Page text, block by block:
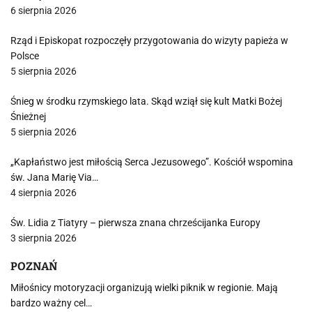
6 sierpnia 2026
Rząd i Episkopat rozpoczęły przygotowania do wizyty papieża w
Polsce
5 sierpnia 2026
Śnieg w środku rzymskiego lata. Skąd wziął się kult Matki Bożej
Śnieżnej
5 sierpnia 2026
„Kapłaństwo jest miłością Serca Jezusowego”. Kościół wspomina
św. Jana Marię Via…
4 sierpnia 2026
Św. Lidia z Tiatyry – pierwsza znana chrześcijanka Europy
3 sierpnia 2026
POZNAŃ
Miłośnicy motoryzacji organizują wielki piknik w regionie. Mają
bardzo ważny cel…